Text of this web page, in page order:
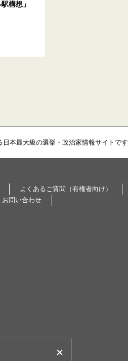
構想」
本最大級の選挙・政治家情報サイトです
よくあるご質問（有権者向け）
お問い合わせ